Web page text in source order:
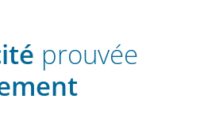
prouvée